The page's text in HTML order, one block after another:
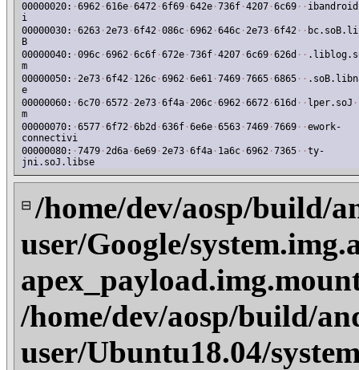
00000020: ·6962 ·616e ·6472 ·6f69 ·642e ·736f ·4207 ·6c69 · ·
i
00000030: ·6263 ·2e73 ·6f42 ·086c ·6962 ·646c ·2e73 ·6f42 · ·
B
00000040: ·096c ·6962 ·6c6f ·672e ·736f ·4207 ·6c69 ·626d · ·
m
00000050: ·2e73 ·6f42 · 126c ·6962 ·6e61 ·7469 ·7665 ·6865 · ·
e
00000060: ·6c70 ·6572 ·2e73 ·6f4a ·206c ·6962 ·6672 ·616d · · lper.soJ ·
m
00000070: ·6577 ·6f72 ·6b2d ·636f ·6e6e ·6563 ·7469 ·7669 · ·ework-
connectivi
00000080: ·7479 ·2d6a ·6e69 ·2e73 ·6f4a · 1a6c ·6962 ·7365 · ·ty-
jni.soJ.libse
⊟ /home/dev/aosp/build/
user/Google/
/home/dev/aosp/build/
user/Ubuntu18.04/